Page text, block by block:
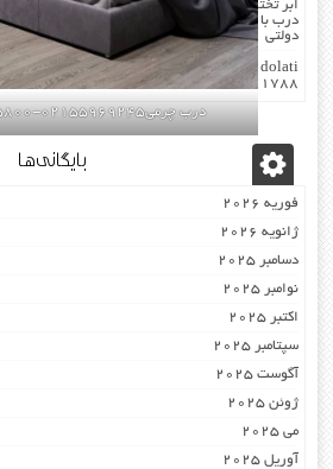
درب چرمی02155969245-09196375800
ابر تخته گرفته میشود که جلوی صدا را میگیرد .
دولتی
dolati در
۰۹۳۰۷۸۰۱۷۸۸
بایگانی‌ها
فوریه 2026
ژانویه 2026
دسامبر 2025
نوامبر 2025
اکتبر 2025
سپتامبر 2025
آگوست 2025
ژوئن 2025
می 2025
آوریل 2025